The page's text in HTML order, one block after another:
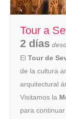
Tour a
2 días
El Tour de
de la cultura
arquitectural
Visitamos la
para